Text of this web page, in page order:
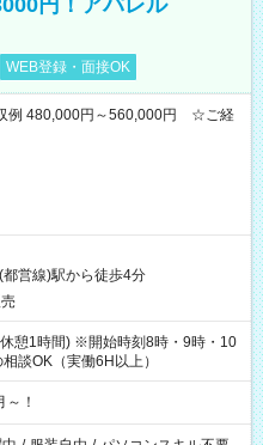
円！アパレル
WEB登録・面接OK
例 480,000円～560,000円 ☆ご経
都営線)駅から徒歩4分
憩1時間) ※開始時刻8時・9時・10
談OK（実働6H以上）
！